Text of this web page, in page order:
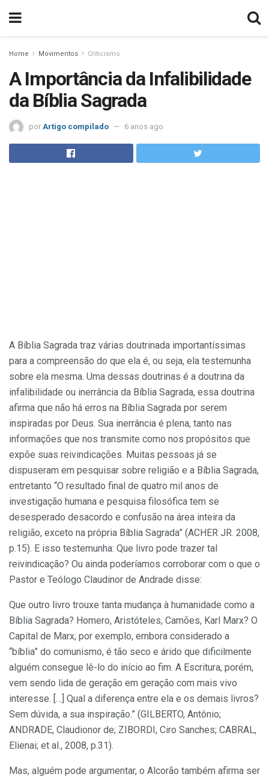
Home Movimentos Criticismo
A Importância da Infalibilidade
da Bíblia Sagrada
por Artigo compilado 6 anos ago
A Bíblia Sagrada traz várias doutrinada importantíssimas
para a compreensão do que ela é, ou seja, ela testemunha
sobre ela mesma. Uma dessas doutrinas é a doutrina da
infalibilidade ou inerrância da Bíblia Sagrada, essa doutrina
afirma que não há erros na Bíblia Sagrada por serem
inspiradas por Deus. Sua inerrância é plena, tanto nas
informações que nos transmite como nos propósitos que
expõe suas reivindicações. Muitas pessoas já se
dispuseram em pesquisar sobre religião e a Bíblia Sagrada,
entretanto “O resultado final de quatro mil anos de
investigação humana e pesquisa filosófica tem se
desesperado desacordo e confusão na área inteira da
religião, exceto na própria Bíblia Sagrada” (ACHER JR. 2008,
p.15). E isso testemunha: Que livro pode trazer tal
reivindicação? Ou ainda poderíamos corroborar com o que o
Pastor e Teólogo Claudinor de Andrade disse:
Que outro livro trouxe tanta mudança à humanidade como a
Bíblia Sagrada? Homero, Aristóteles, Camões, Karl Marx? O
Capital de Marx, por exemplo, embora considerado a
“bíblia” do comunismo, é tão seco e árido que dificilmente
alguém consegue lê-lo do início ao fim. A Escritura, porém,
vem sendo lida de geração em geração com mais vivo
interesse. […] Qual a diferença entre ela e os demais livros?
Sem dúvida, a sua inspiração.” (GILBERTO, Antônio;
ANDRADE, Claudionor de; ZIBORDI, Ciro Sanches; CABRAL,
Elienai; et al., 2008, p.31).
Mas, alguém pode argumentar, o Alcorão também afirma ser